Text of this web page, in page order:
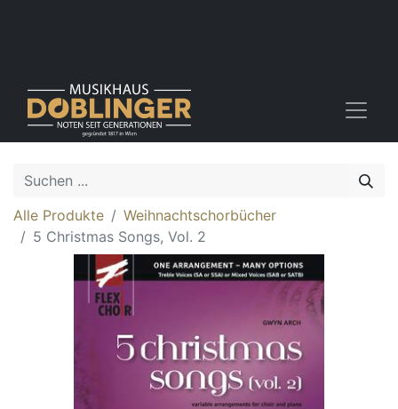
Alle Produkte
Weihnachtschorbücher
5 Christmas Songs, Vol. 2